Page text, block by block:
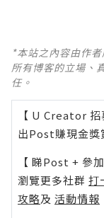
*本站之內容由作
所有博客的立場、
任。
【 U Creator 招
出Post賺現金獎
【 睇Post + 參
瀏覽更多社群 打
攻略及 活動情報